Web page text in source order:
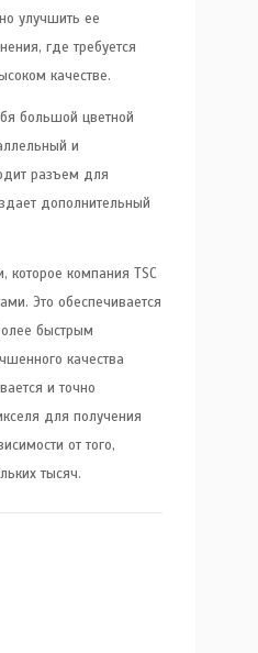
улучшить ее
где требуется
качестве.
большой цветной
и
разъем для
дополнительный
которое компания TSC
Это обеспечивается
быстрым
качества
и точно
для получения
от того,
тысяч.